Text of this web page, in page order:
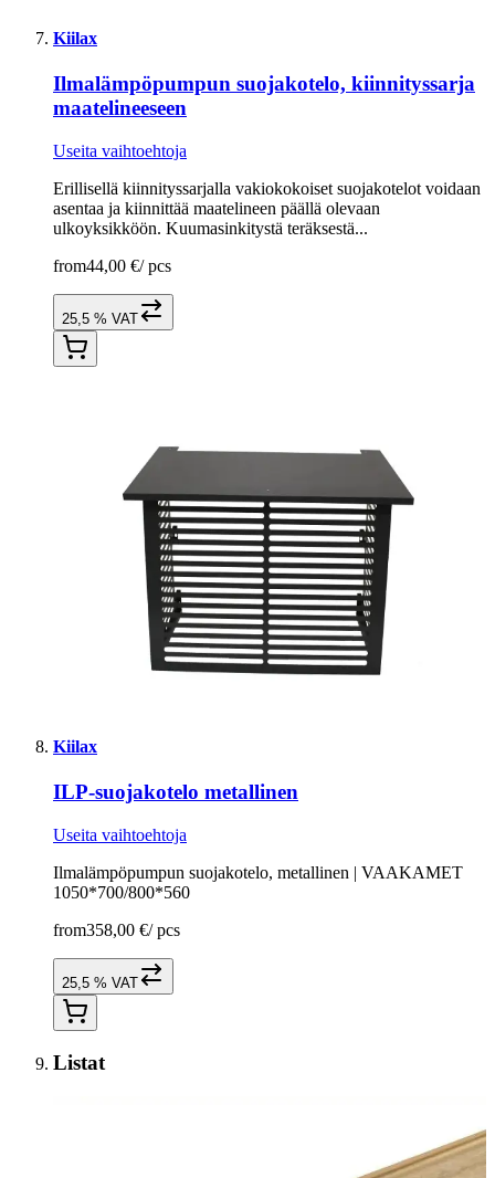
Kiilax
Ilmalämpöpumpun suojakotelo, kiinnityssarja
maatelineeseen
Useita vaihtoehtoja
Erillisellä kiinnityssarjalla vakiokokoiset suojakotelot voidaan
asentaa ja kiinnittää maatelineen päällä olevaan
ulkoyksikköön. Kuumasinkitystä teräksestä...
from44,00 €/ pcs
25,5 % VAT
Kiilax
ILP-suojakotelo metallinen
Useita vaihtoehtoja
Ilmalämpöpumpun suojakotelo, metallinen | VAAKAMET
1050*700/800*560
from358,00 €/ pcs
25,5 % VAT
Listat